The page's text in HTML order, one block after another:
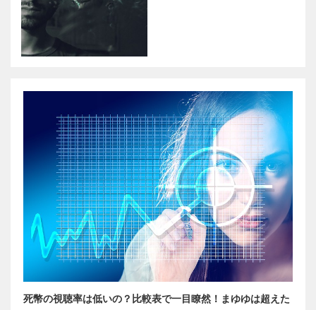
死幣の視聴率は低いの？比較表で一目瞭然！まゆゆは超えた